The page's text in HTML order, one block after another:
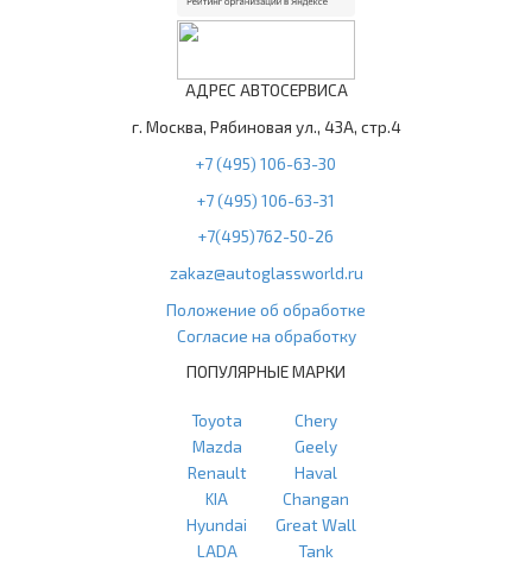
АДРЕС АВТОСЕРВИСА
г. Москва, Рябиновая ул., 43А, стр.4
+7 (495) 106-63-30
+7 (495) 106-63-31
+7(495)762-50-26
zakaz@autoglassworld.ru
Положение об обработке
Согласие на обработку
ПОПУЛЯРНЫЕ МАРКИ
Toyota
Mazda
Renault
KIA
Hyundai
LADA
Chery
Geely
Haval
Changan
Great Wall
Tank